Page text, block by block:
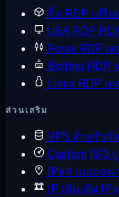
ซื้อ RDP เปรี
USA RDP
Forex RDP เ
Botting RDP
Linux RDP เ
ส่วนเสริม
VPS สำหรับจั
Custom ISO
IPv4 แบบเฉพ
IP เพิ่มเติม